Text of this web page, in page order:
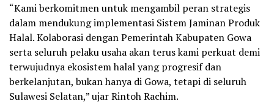
“Kami berkomitmen untuk mengambil peran strategis
dalam mendukung implementasi Sistem Jaminan Produk
Halal. Kolaborasi dengan Pemerintah Kabupaten Gowa
serta seluruh pelaku usaha akan terus kami perkuat demi
terwujudnya ekosistem halal yang progresif dan
berkelanjutan, bukan hanya di Gowa, tetapi di seluruh
Sulawesi Selatan,” ujar Rintoh Rachim.